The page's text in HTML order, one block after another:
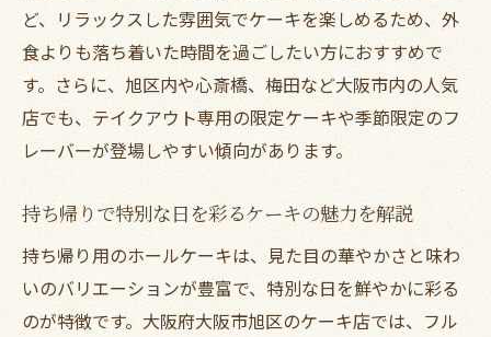
ど、リラックスした雰囲気でケーキを楽しめるため、外
食よりも落ち着いた時間を過ごしたい方におすすめで
す。さらに、旭区内や心斎橋、梅田など大阪市内の人気
店でも、テイクアウト専用の限定ケーキや季節限定のフ
レーバーが登場しやすい傾向があります。
持ち帰りで特別な日を彩るケーキの魅力を解説
持ち帰り用のホールケーキは、見た目の華やかさと味わ
いのバリエーションが豊富で、特別な日を鮮やかに彩る
のが特徴です。大阪府大阪市旭区のケーキ店では、フル